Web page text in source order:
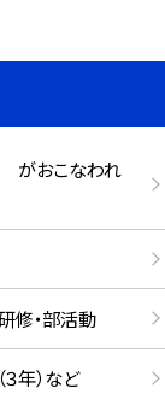
がおこなわれ
修・部活動
年）など